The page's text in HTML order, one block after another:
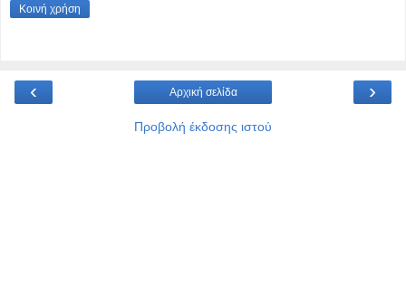
Κοινή χρήση
‹ ›
Αρχική σελίδα
Προβολή έκδοσης ιστού